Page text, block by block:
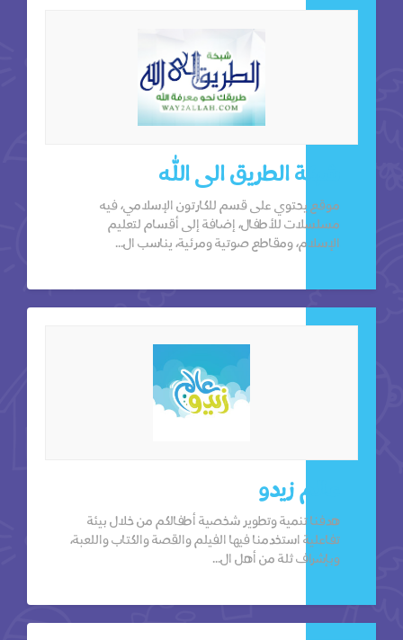
شبكة الطريق الى الله
موقع يحتوي على قسم للكارتون الإسلامي، فيه
مسلسلات للأطفال، إضافة إلى أقسام لتعليم
الإسلام، ومقاطع صوتية ومرئية، يناسب ال...
عالم زيدو
هدفنا تنمية وتطوير شخصية أطفالكم من خلال بيئة
تفاعلية استخدمنا فيها الفيلم والقصة والكتاب واللعبة،
وبإشراف ثلة من أهل ال...